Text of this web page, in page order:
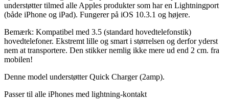
understøtter tilmed alle Apples produkter som har en Lightningport
(både iPhone og iPad). Fungerer på iOS 10.3.1 og højere.
Bemærk: Kompatibel med 3.5 (standard hovedtelefonstik)
hovedtelefoner. Ekstremt lille og smart i størrelsen og derfor yderst
nem at transportere. Den stikker nemlig ikke mere ud end 2 cm. fra
mobilen!
Denne model understøtter Quick Charger (2amp).
Passer til alle iPhones med lightning-kontakt